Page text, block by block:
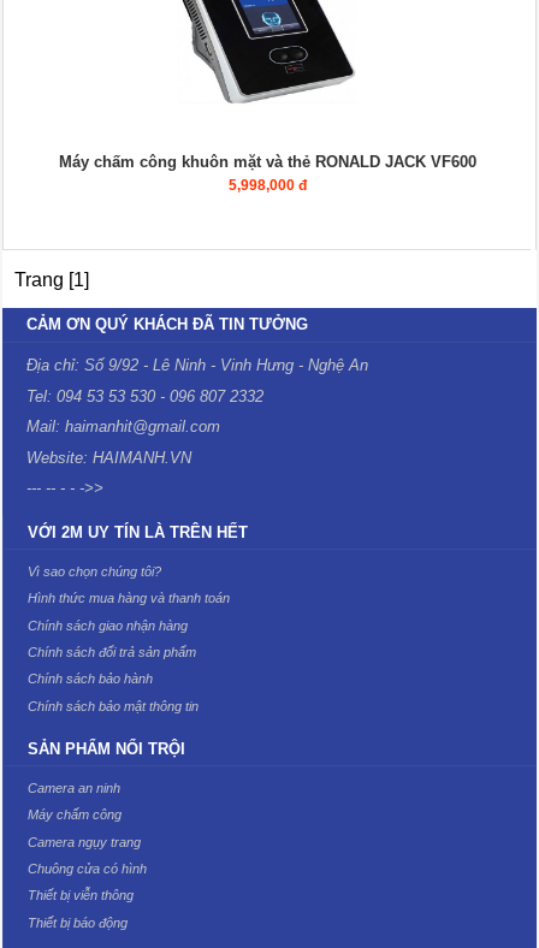
Máy chấm công khuôn mặt và thẻ RONALD JACK VF600
5,998,000 đ
Trang [1]
CẢM ƠN QUÝ KHÁCH ĐÃ TIN TƯỞNG
Địa chỉ: Số 9/92 - Lê Ninh - Vinh Hưng - Nghệ An
Tel: 094 53 53 530 - 096 807 2332
Mail: haimanhit@gmail.com
Website: HAIMANH.VN
--- -- - - ->>
VỚI 2M UY TÍN LÀ TRÊN HẾT
Vì sao chọn chúng tôi?
Hình thức mua hàng và thanh toán
Chính sách giao nhận hàng
Chính sách đổi trả sản phẩm
Chính sách bảo hành
Chính sách bảo mật thông tin
SẢN PHẨM NỔI TRỘI
Camera an ninh
Máy chấm công
Camera ngụy trang
Chuông cửa có hình
Thiết bị viễn thông
Thiết bị báo động